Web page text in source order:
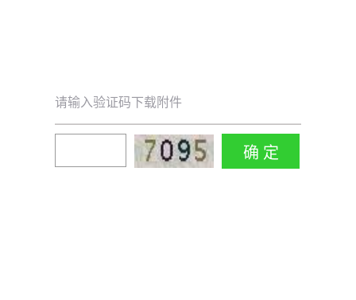
请输入验证码下载附件